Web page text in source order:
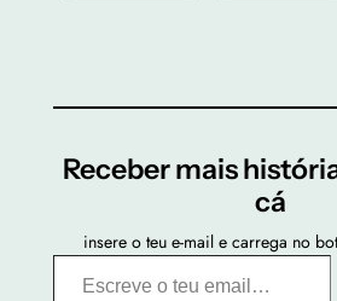
Receber mais
cá
insere o teu e-mail e carrega no
Escreve o teu email…